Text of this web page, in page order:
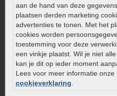
aan de hand van deze
plaatsen derden marketing
advertenties te tonen. Met het
cookies worden
toestemming voor deze
een vinkje plaatst. Wil je niet
kan je dit op ieder moment
Lees voor meer informatie onze
cookieverklaring
Kleine stadstuin inrichten
0320 – 219170
Kaapstanderweg 41
8243 RB Lelystad
info@onlinetuinwarenhuis.nl
Routebeschrijving